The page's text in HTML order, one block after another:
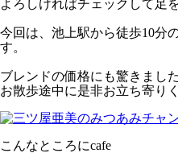
よろしければチェックして足
今回は、池上駅から徒歩10分
す。
ブレンドの価格にも驚きまし
お散歩途中に是非お立ち寄り
こんなところにcafe